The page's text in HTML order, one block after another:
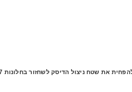
את שטח ניצול הדיסק לשחזור בחלונות 7